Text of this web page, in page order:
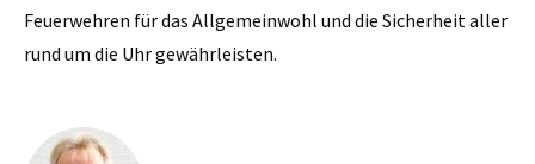
Feuerwehren für das Allgemeinwohl und die Sicherheit aller
rund um die Uhr gewährleisten.